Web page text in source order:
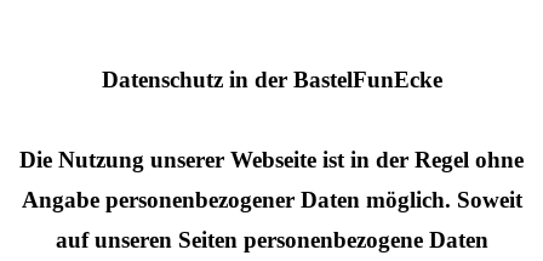
Datenschutz in der BastelFunEcke
Die Nutzung unserer Webseite ist in der Regel ohne
Angabe personenbezogener Daten möglich. Soweit
auf unseren Seiten personenbezogene Daten